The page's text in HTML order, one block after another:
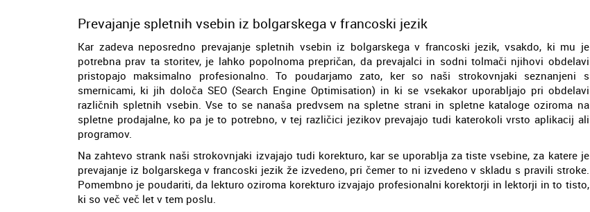
Prevajanje spletnih vsebin iz bolgarskega v francoski jezik
Kar zadeva neposredno prevajanje spletnih vsebin iz bolgarskega v francoski jezik, vsakdo, ki mu je
potrebna prav ta storitev, je lahko popolnoma prepričan, da prevajalci in sodni tolmači njihovi obdelavi
pristopajo maksimalno profesionalno. To poudarjamo zato, ker so naši strokovnjaki seznanjeni s
smernicami, ki jih določa SEO (Search Engine Optimisation) in ki se vsekakor uporabljajo pri obdelavi
različnih spletnih vsebin. Vse to se nanaša predvsem na spletne strani in spletne kataloge oziroma na
spletne prodajalne, ko pa je to potrebno, v tej različici jezikov prevajajo tudi katerokoli vrsto aplikacij ali
programov.
Na zahtevo strank naši strokovnjaki izvajajo tudi korekturo, kar se uporablja za tiste vsebine, za katere je
prevajanje iz bolgarskega v francoski jezik že izvedeno, pri čemer to ni izvedeno v skladu s pravili stroke.
Pomembno je poudariti, da lekturo oziroma korekturo izvajajo profesionalni korektorji in lektorji in to tisto,
ki so več več let v tem poslu.